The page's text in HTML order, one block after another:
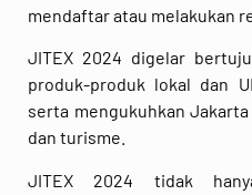
mendaftar atau melakukan
JITEX 2024 digelar
produk-produk lokal dan
serta mengukuhkan
dan turisme.
JITEX 2024 tidak